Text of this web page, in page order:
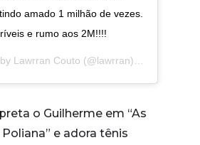
amado 1 milhão de vezes.
e rumo aos 2M!!!!
Lawrran Couto (@lawrran) on
o Guilherme em “As
e adora tênis